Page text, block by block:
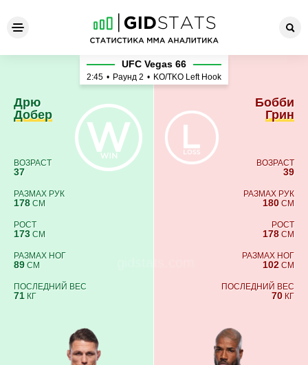
Дрю Добер - Бобби Грин
Дрю
Добер
ВОЗРАСТ
37
РАЗМАХ РУК
178 СМ
РОСТ
173 СМ
РАЗМАХ НОГ
89 СМ
ПОСЛЕДНИЙ ВЕС
71 КГ
UFC Vegas 66
2:45 • Раунд 2 • KO/TKO Left Hook
Бобби
Грин
ВОЗРАСТ
39
РАЗМАХ РУК
180 СМ
РОСТ
178 СМ
РАЗМАХ НОГ
102 СМ
ПОСЛЕДНИЙ ВЕС
70 КГ